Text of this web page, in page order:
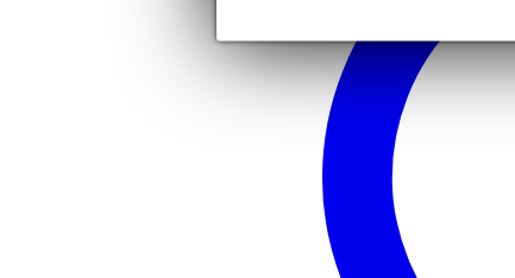
zij- en achterkant: ABS
materiaal: ABS
toets: ABS
aantal frets: 12
materiaal topkam: ABS
positiemarkeringen:
hardware
brug: ABS
afwerking hardware:
stemmechanieken: